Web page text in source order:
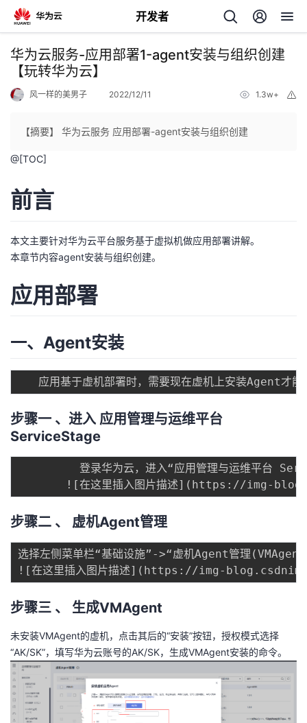
开发者
返
回
个
人
页
我
开
发
的
我
坛
圈
子
的
直
播
我
的
活
我
的
我
的
开
发
者
我
的
Programs
我
的
支
华为云服务-应用部署1-agent安装与组织创建
【玩转华为云】
风一样的美男子 2022/12/11 1.3w+
【摘要】 华为云服务 应用部署-agent安装与组织创建
@[TOC]
前言
本文主要针对华为云平台服务基于虚拟机做应用部署讲解。
本章节内容agent安装与组织创建。
应用部署
一、Agent安装
步骤一 、进入 应用管理与运维平台
ServiceStage
登录华为云，进入“应用管理与运维平台
步骤二 、 虚机Agent管理
选择左侧菜单栏“基础设施”->“虚机Agent管理
步骤三 、 生成VMAgent
未安装VMAgent的虚机，点击其后的“安装”按钮，授权模式选择
“AK/SK”，填写华为云账号的AK/SK，生成VMAgent安装的命令。